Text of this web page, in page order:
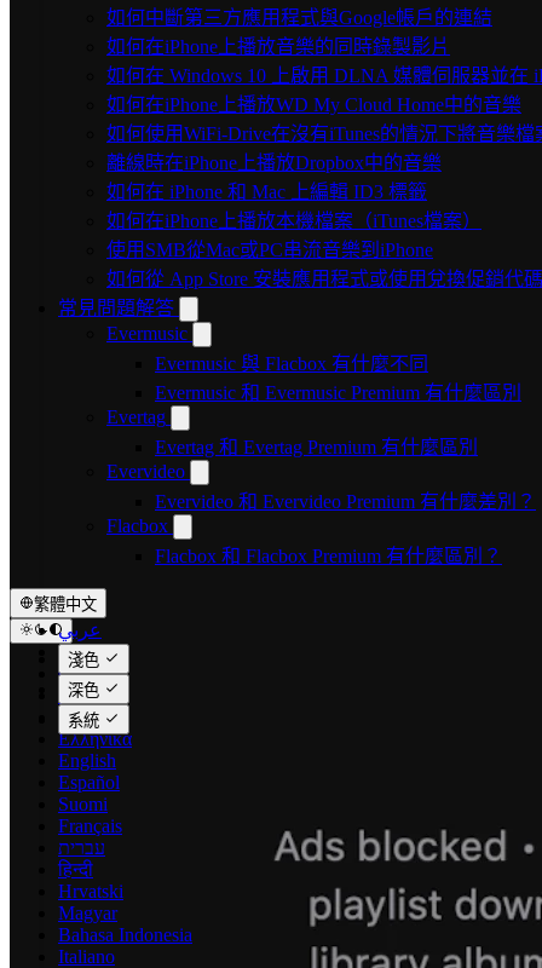
如何中斷第三方應用程式與Google帳戶的連結
如何在iPhone上播放音樂的同時錄製影片
如何在 Windows 10 上啟用 DLNA 媒體伺服器並在
如何在iPhone上播放WD My Cloud Home中的音樂
如何使用WiFi-Drive在沒有iTunes的情況下將音樂檔
離線時在iPhone上播放Dropbox中的音樂
如何在 iPhone 和 Mac 上編輯 ID3 標籤
如何在iPhone上播放本機檔案（iTunes檔案）
使用SMB從Mac或PC串流音樂到iPhone
如何從 App Store 安裝應用程式或使用兌換促銷代
常見問題解答
Evermusic
Evermusic 與 Flacbox 有什麼不同
Evermusic 和 Evermusic Premium 有什麼區別
Evertag
Evertag 和 Evertag Premium 有什麼區別
Evervideo
Evervideo 和 Evervideo Premium 有什麼差別？
Flacbox
Flacbox 和 Flacbox Premium 有什麼區別？
繁體中文
عربي
Català
Čeština
Dansk
Deutsch
Ελληνικά
English
Español
Suomi
Français
עברית
हिन्दी
Hrvatski
Magyar
Bahasa Indonesia
Italiano
淺色
深色
系統